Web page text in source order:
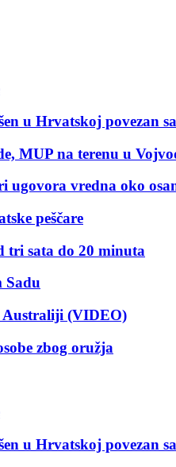
u Hrvatskoj povezan
MUP na terenu u
ugovora vredna oko
peščare
tri sata do 20 minuta
Sadu
Australiji (VIDEO)
zbog oružja
u Hrvatskoj povezan